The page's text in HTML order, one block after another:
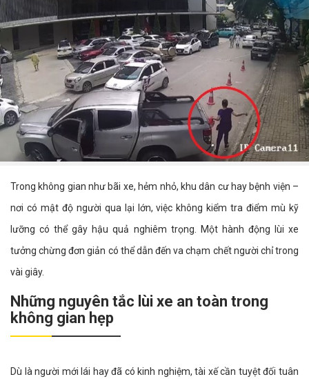
Trong không gian như bãi xe, hẻm nhỏ, khu dân cư hay bệnh viện –
nơi có mật độ người qua lại lớn, việc không kiểm tra điểm mù kỹ
lưỡng có thể gây hậu quả nghiêm trọng. Một hành động lùi xe
tưởng chừng đơn giản có thể dẫn đến va chạm chết người chỉ trong
vài giây.
Những nguyên tắc lùi xe an toàn trong
không gian hẹp
Dù là người mới lái hay đã có kinh nghiệm, tài xế cần tuyệt đối tuân